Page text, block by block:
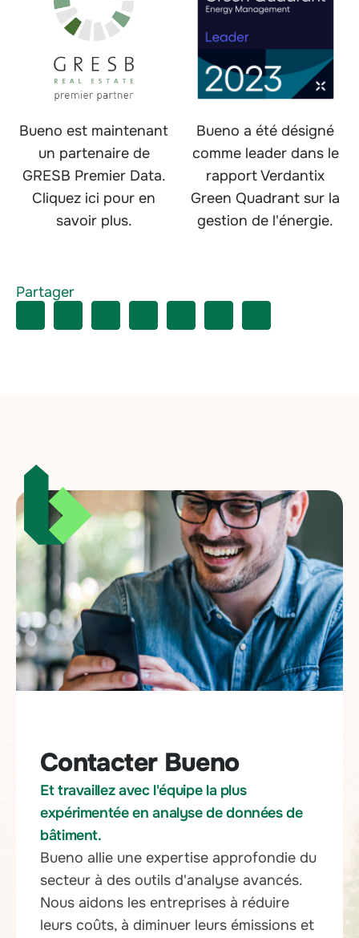
Bueno est maintenant
un partenaire de
GRESB Premier Data.
Cliquez ici pour en
savoir plus.
Bueno a été désigné
comme leader dans le
rapport Verdantix
Green Quadrant sur la
gestion de l'énergie.
Partager
Contacter Bueno
Et travaillez avec l'équipe la plus
expérimentée en analyse de données de
bâtiment.
Bueno allie une expertise approfondie du
secteur à des outils d'analyse avancés.
Nous aidons les entreprises à réduire
leurs coûts, à diminuer leurs émissions et